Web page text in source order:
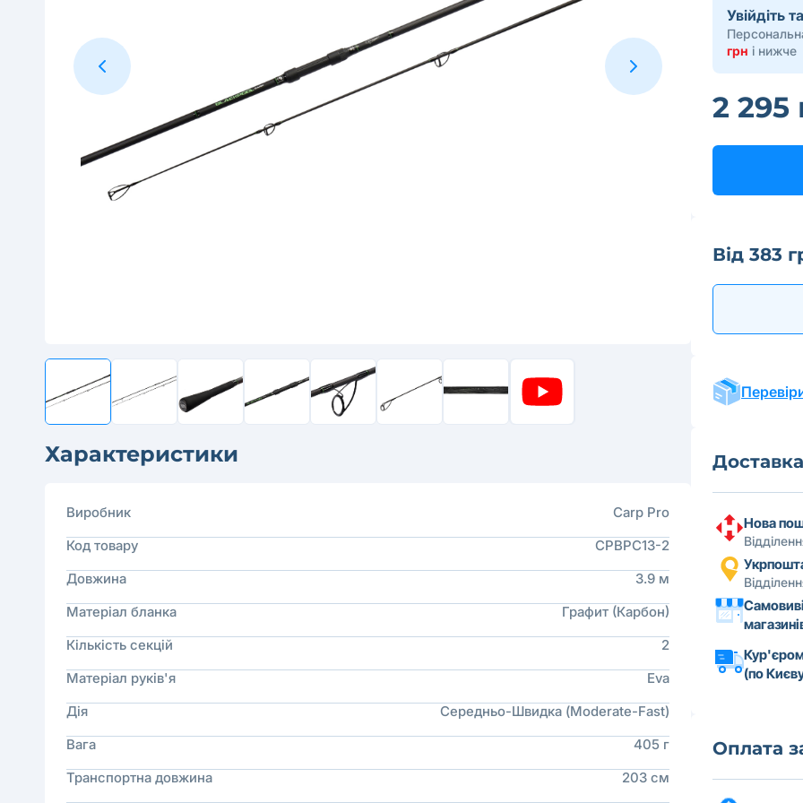
Характеристики
Виробник
Carp Pro
Код товару
CPBPC13-2
Довжина
3.9 м
Матеріал бланка
Графит (Карбон)
Кількість секцій
2
Матеріал руків'я
Eva
Дія
Середньо-Швидка (Moderate-Fast)
Вага
405 г
Транспортна довжина
203 см
Увійдіть
грн і нижче
2 295
Від 383
Доставка
Нова
(по
Оплата